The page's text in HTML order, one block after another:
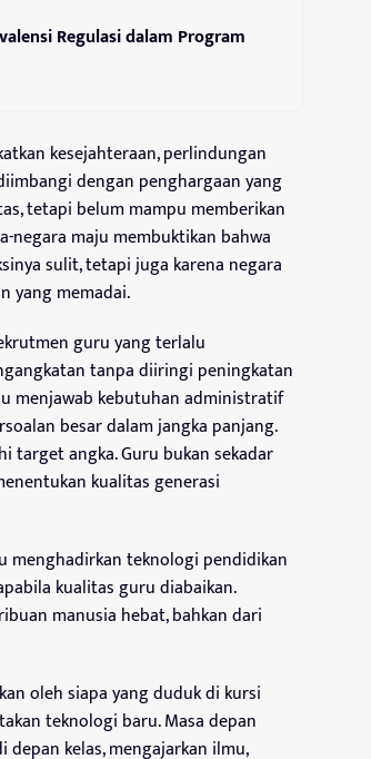
Regulasi dalam Program
kesejahteraan, perlindungan
dengan penghargaan yang
tetapi belum mampu memberikan
negara maju membuktikan bahwa
sulit, tetapi juga karena negara
yang memadai.
guru yang terlalu
tanpa diiringi peningkatan
menjawab kebutuhan administratif
besar dalam jangka panjang.
target angka. Guru bukan sekadar
kualitas generasi
menghadirkan teknologi pendidikan
kualitas guru diabaikan.
manusia hebat, bahkan dari
oleh siapa yang duduk di kursi
teknologi baru. Masa depan
kelas, mengajarkan ilmu,